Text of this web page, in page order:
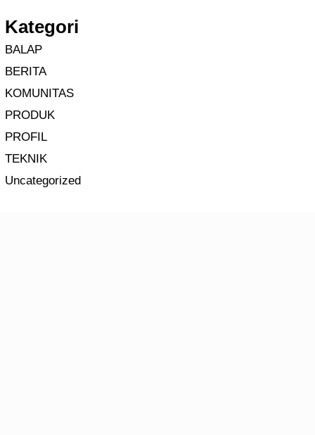
Kategori
BALAP
BERITA
KOMUNITAS
PRODUK
PROFIL
TEKNIK
Uncategorized